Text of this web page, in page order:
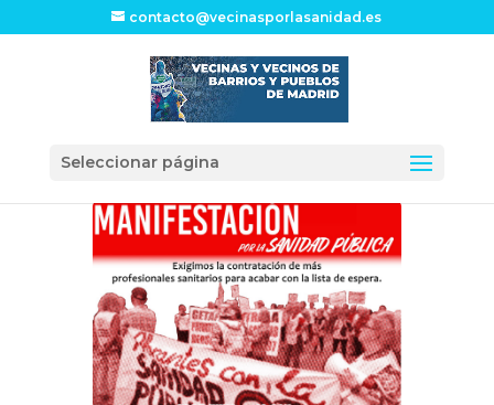
contacto@vecinasporlasanidad.es
Seleccionar página